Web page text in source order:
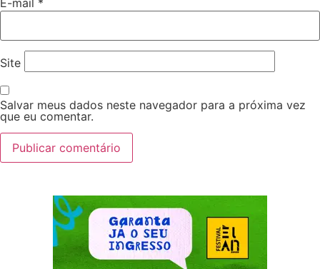
E-mail *
Site
Salvar meus dados neste navegador para a próxima vez
que eu comentar.